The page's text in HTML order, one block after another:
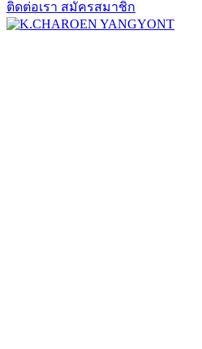
ติดต่อเรา สมัครสมาชิก